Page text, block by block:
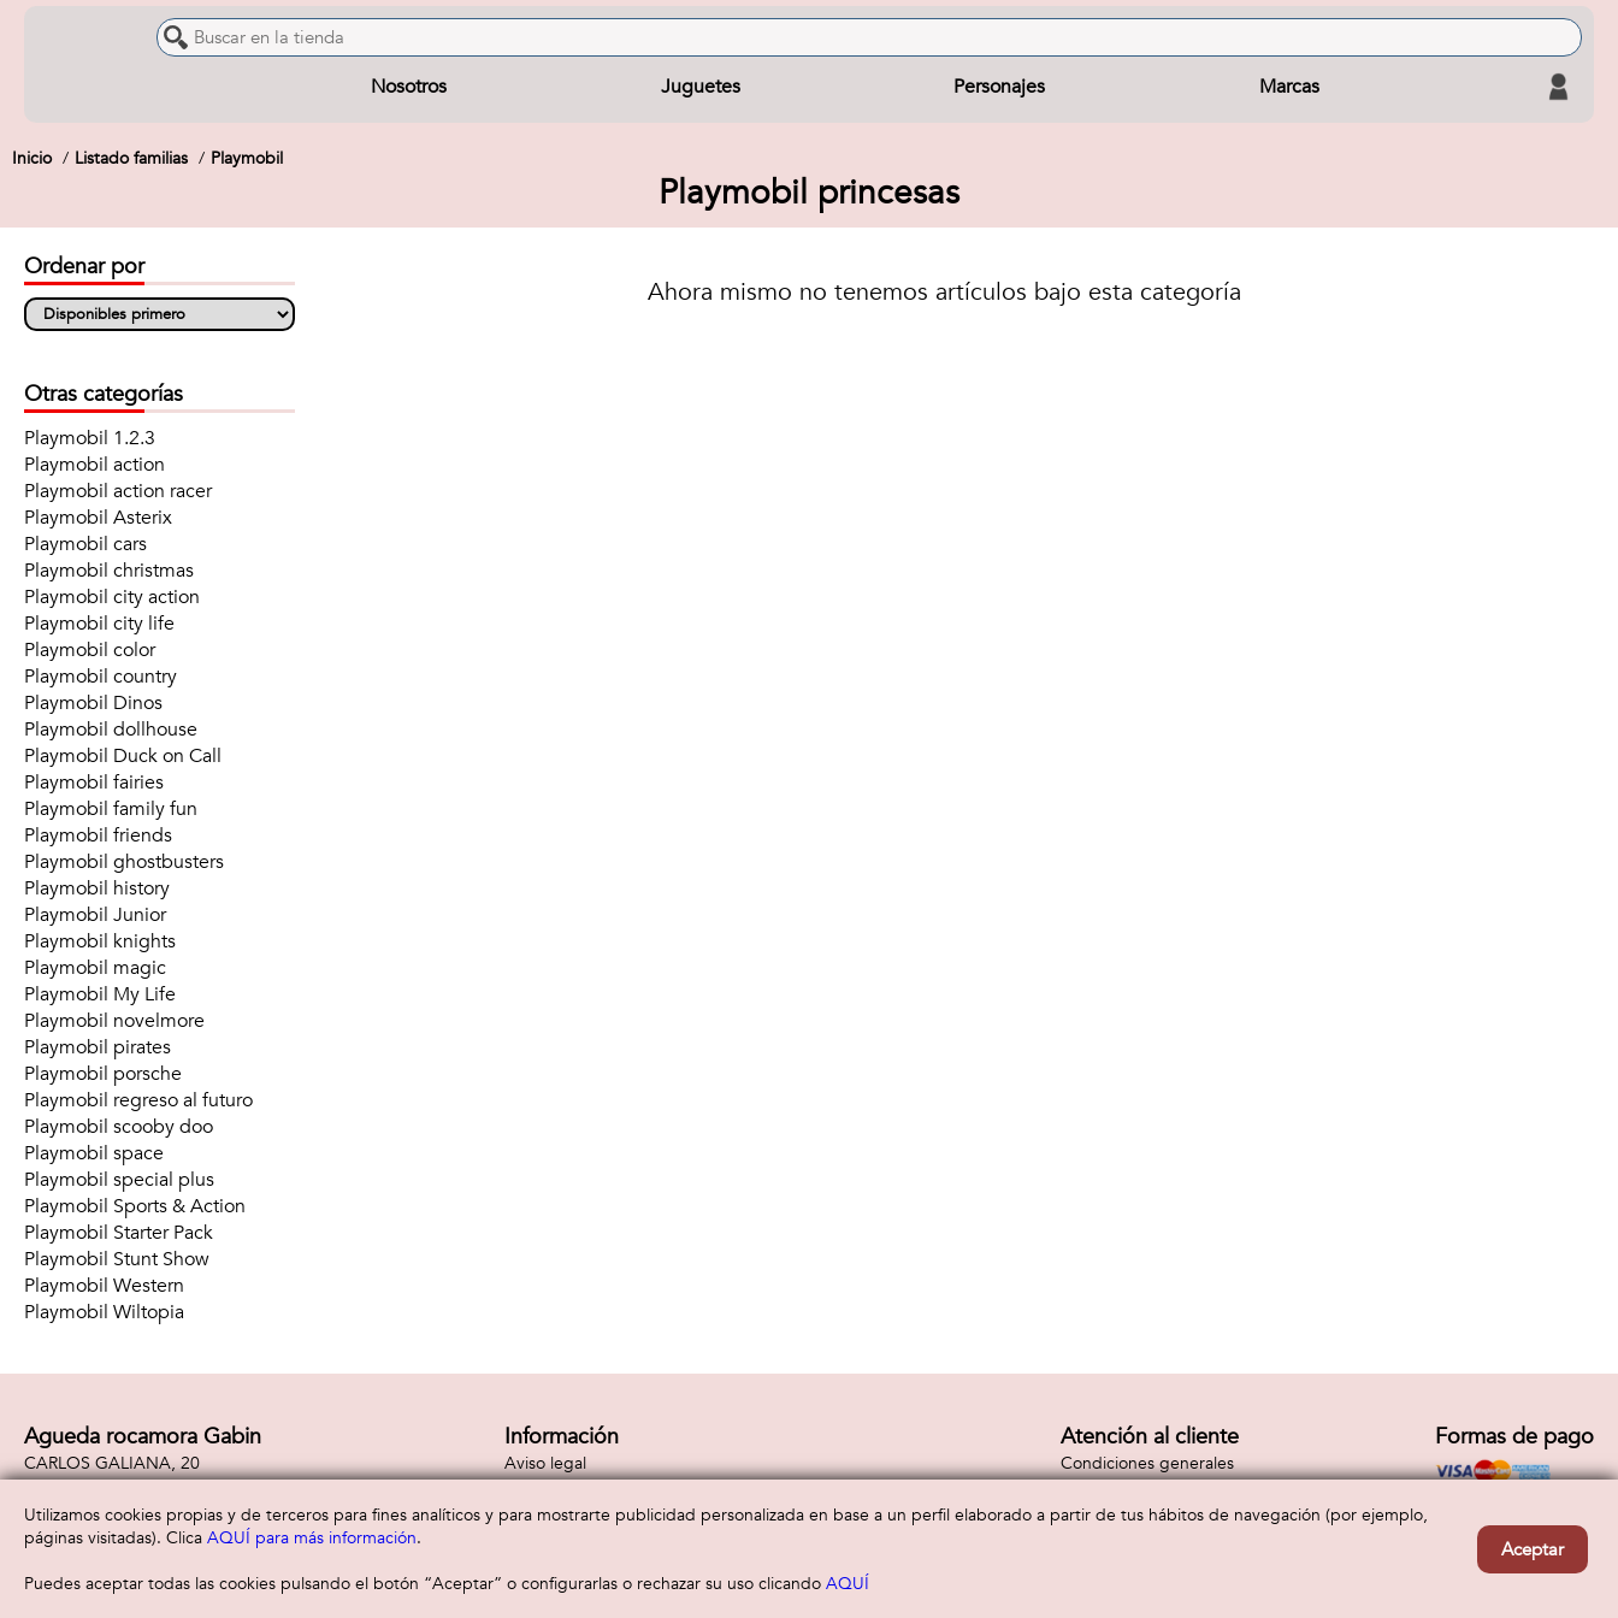
Nosotros Juguetes Personajes Marcas
Inicio Listado familias Playmobil
Playmobil princesas
Ahora mismo no tenemos artículos bajo esta categoría
Ordenar por
Otras categorías
Playmobil 1.2.3
Playmobil action
Playmobil action racer
Playmobil Asterix
Playmobil cars
Playmobil christmas
Playmobil city action
Playmobil city life
Playmobil color
Playmobil country
Playmobil Dinos
Playmobil dollhouse
Playmobil Duck on Call
Playmobil fairies
Playmobil family fun
Playmobil friends
Playmobil ghostbusters
Playmobil history
Playmobil Junior
Playmobil knights
Playmobil magic
Playmobil My Life
Playmobil novelmore
Playmobil pirates
Playmobil porsche
Playmobil regreso al futuro
Playmobil scooby doo
Playmobil space
Playmobil special plus
Playmobil Sports & Action
Playmobil Starter Pack
Playmobil Stunt Show
Playmobil Western
Playmobil Wiltopia
Agueda rocamora Gabin
CARLOS GALIANA, 20
03360 -Callosa De Segura( Alicante )
965310887
Información
Aviso legal
Política de privacidad
Política de cookies
Atención al cliente
Condiciones generales
Envío y devolución
Contacto
Formas de pago
Utilizamos cookies propias y de terceros para fines analíticos y para mostrarte publicidad personalizada en base a un perfil elaborado a partir de tus hábitos de navegación (por ejemplo,
páginas visitadas). Clica AQUÍ para más información.
Puedes aceptar todas las cookies pulsando el botón “Aceptar” o configurarlas o rechazar su uso clicando AQUÍ
Aceptar